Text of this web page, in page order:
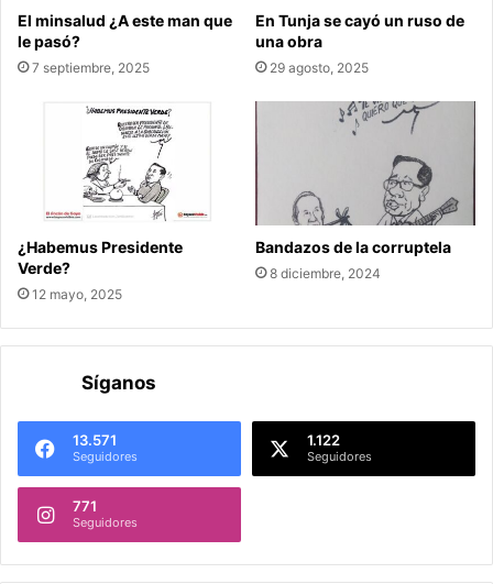
El minsalud ¿A este man que
le pasó?
7 septiembre, 2025
En Tunja se cayó un ruso de
una obra
29 agosto, 2025
¿Habemus Presidente
Verde?
12 mayo, 2025
Bandazos de la corruptela
8 diciembre, 2024
Síganos
13.571
Seguidores
1.122
Seguidores
771
Seguidores